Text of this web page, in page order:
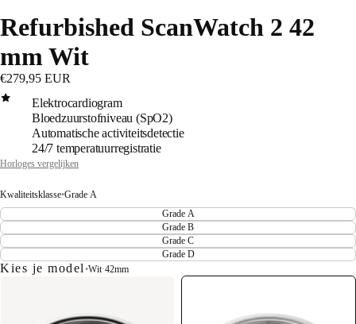
Refurbished ScanWatch 2 42
mm Wit
€279,95 EUR
Elektrocardiogram
Bloedzuurstofniveau (SpO2)
Automatische activiteitsdetectie
24/7 temperatuurregistratie
Horloges vergelijken
Kwaliteitsklasse•Grade A
Grade A
Grade B
Grade C
Grade D
Kies je model •Wit·42mm